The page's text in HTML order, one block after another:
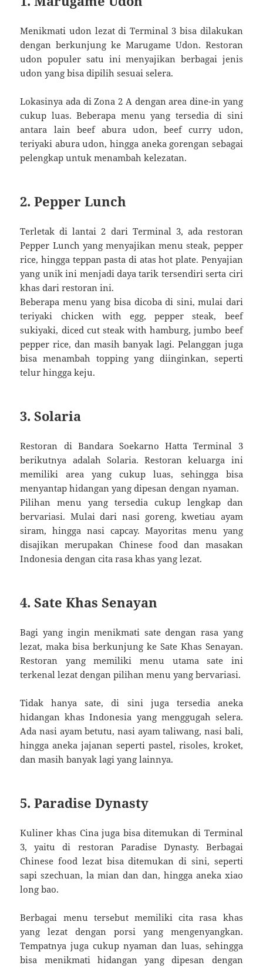
Menikmati udon lezat di Terminal 3 bisa dilakukan
dengan berkunjung ke Marugame Udon. Restoran
udon populer satu ini menyajikan berbagai jenis
udon yang bisa dipilih sesuai selera.
Lokasinya ada di Zona 2 A dengan area dine-in yang
cukup luas. Beberapa menu yang tersedia di sini
antara lain beef abura udon, beef curry udon,
teriyaki abura udon, hingga aneka gorengan sebagai
pelengkap untuk menambah kelezatan.
2. Pepper Lunch
Terletak di lantai 2 dari Terminal 3, ada restoran
Pepper Lunch yang menyajikan menu steak, pepper
rice, hingga teppan pasta di atas hot plate. Penyajian
yang unik ini menjadi daya tarik tersendiri serta ciri
khas dari restoran ini.
Beberapa menu yang bisa dicoba di sini, mulai dari
teriyaki chicken with egg, pepper steak, beef
sukiyaki, diced cut steak with hamburg, jumbo beef
pepper rice, dan masih banyak lagi. Pelanggan juga
bisa menambah topping yang diinginkan, seperti
telur hingga keju.
3. Solaria
Restoran di Bandara Soekarno Hatta Terminal 3
berikutnya adalah Solaria. Restoran keluarga ini
memiliki area yang cukup luas, sehingga bisa
menyantap hidangan yang dipesan dengan nyaman.
Pilihan menu yang tersedia cukup lengkap dan
bervariasi. Mulai dari nasi goreng, kwetiau ayam
siram, hingga nasi capcay. Mayoritas menu yang
disajikan merupakan Chinese food dan masakan
Indonesia dengan cita rasa khas yang lezat.
4. Sate Khas Senayan
Bagi yang ingin menikmati sate dengan rasa yang
lezat, maka bisa berkunjung ke Sate Khas Senayan.
Restoran yang memiliki menu utama sate ini
terkenal lezat dengan pilihan menu yang bervariasi.
Tidak hanya sate, di sini juga tersedia aneka
hidangan khas Indonesia yang menggugah selera.
Ada nasi ayam betutu, nasi ayam taliwang, nasi bali,
hingga aneka jajanan seperti pastel, risoles, kroket,
dan masih banyak lagi yang lainnya.
5. Paradise Dynasty
Kuliner khas Cina juga bisa ditemukan di Terminal
3, yaitu di restoran Paradise Dynasty. Berbagai
Chinese food lezat bisa ditemukan di sini, seperti
sapi szechuan, la mian dan dan, hingga aneka xiao
long bao.
Berbagai menu tersebut memiliki cita rasa khas
yang lezat dengan porsi yang mengenyangkan.
Tempatnya juga cukup nyaman dan luas, sehingga
bisa menikmati hidangan yang dipesan dengan